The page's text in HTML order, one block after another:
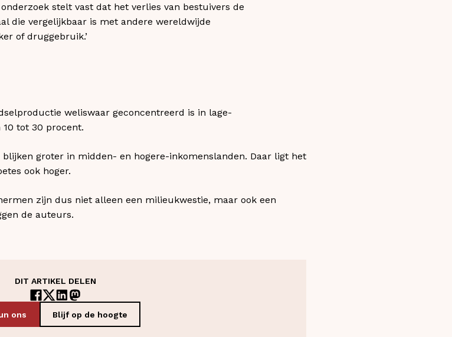
stelt vast dat het verlies van bestuivers de
die vergelijkbaar is met andere wereldwijde
of druggebruik.’
weliswaar geconcentreerd is in lage-
10 tot 30 procent.
blijken groter in midden- en hogere-inkomenslanden. Daar ligt het
ook hoger.
zijn dus niet alleen een milieukwestie, maar ook een
de auteurs.
DIT ARTIKEL DELEN
ons Blijf op de hoogte